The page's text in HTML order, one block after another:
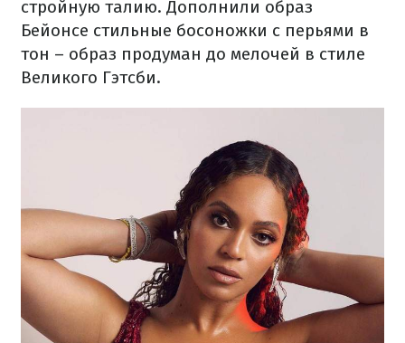
стройную талию. Дополнили образ
Бейонсе стильные босоножки с перьями в
тон – образ продуман до мелочей в стиле
Великого Гэтсби.